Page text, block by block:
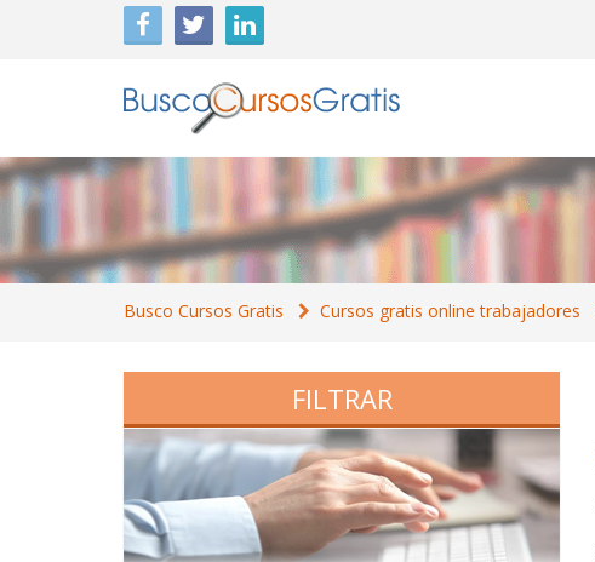
Busco Cursos Gratis Cursos gratis online trabajadores
FILTRAR